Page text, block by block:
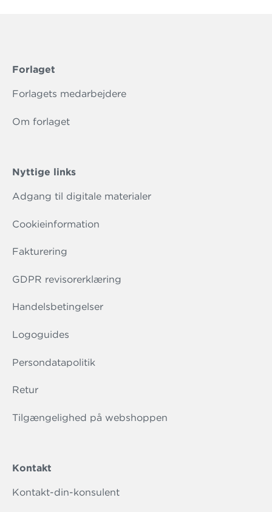
Forlaget
Forlagets medarbejdere
Om forlaget
Nyttige links
Adgang til digitale materialer
Cookieinformation
Fakturering
GDPR revisorerklæring
Handelsbetingelser
Logoguides
Persondatapolitik
Retur
Tilgængelighed på webshoppen
Kontakt
Kontakt-din-konsulent